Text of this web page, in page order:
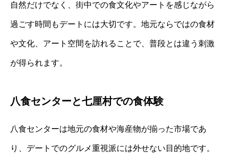
自然だけでなく、街中での食文化やアートを感じながら
過ごす時間もデートには大切です。地元ならではの食材
や文化、アート空間を訪れることで、普段とは違う刺激
が得られます。
八食センターと七厘村での食体験
八食センターは地元の食材や海産物が揃った市場であ
り、デートでのグルメ重視派には外せない目的地です。